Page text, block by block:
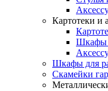
Картотеки и
Шкафы
Шкафы для
Скамейки